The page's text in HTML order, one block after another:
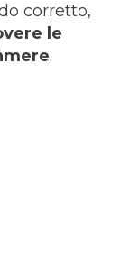
corretto,
le
.